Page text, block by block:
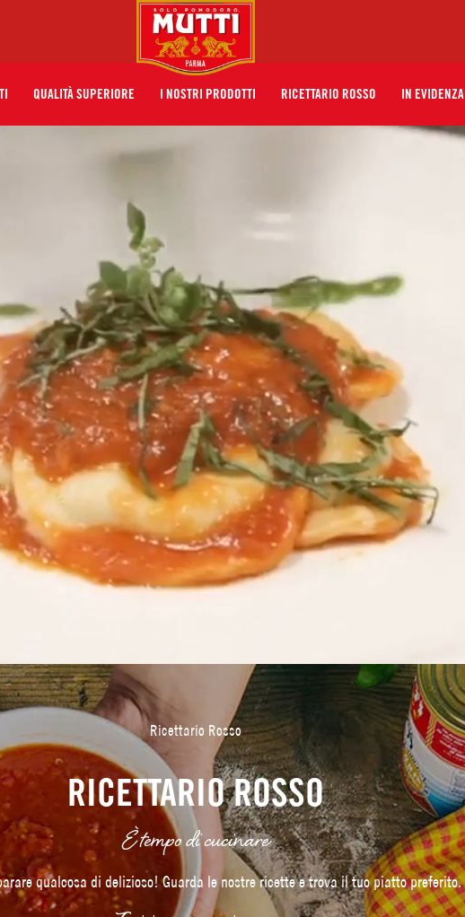
QUALITÀ SUPERIORE I NOSTRI PRODOTTI RICETTARIO ROSSO IN EVIDENZA
Ricettario Rosso
RICETTARIO ROSSO
È tempo di cucinare
qualcosa di delizioso! Guarda le nostre ricette e trova il tuo piatto preferito.